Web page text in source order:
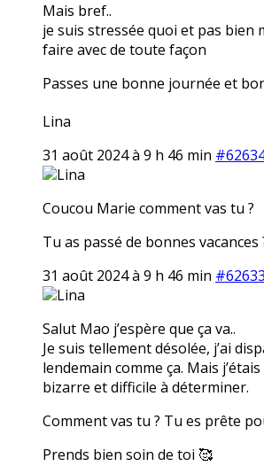
Mais bref..
je suis stressée quoi et pas bien
faire avec de toute façon
Passes une bonne journée et
Lina
31 août 2024 à 9 h 46 min
Lina
Coucou Marie comment vas tu ?
Tu as passé de bonnes vacances
31 août 2024 à 9 h 46 min #62633
Lina
Salut Mao j’espère que ça va..
Je suis tellement désolée, j’ai
lendemain comme ça. Mais
bizarre et difficile à déterminer.
Comment vas tu ? Tu es prête
Prends bien soin de toi 🥰